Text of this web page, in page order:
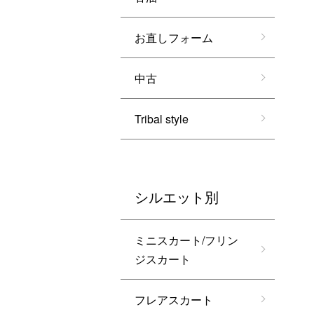
お直しフォーム
中古
Tribal style
シルエット別
ミニスカート/フリン
ジスカート
フレアスカート